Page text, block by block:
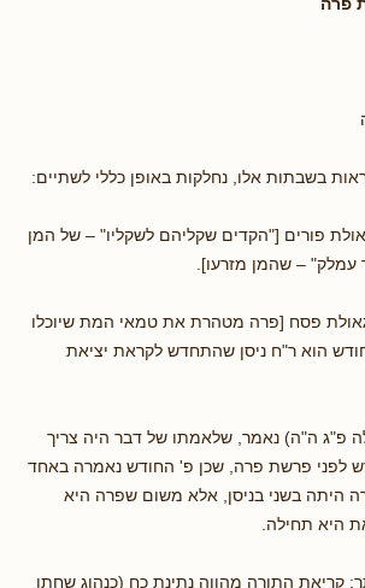
בשבתות אלו, נחלקות באופן כללי לשתיים:
פורים ["הקדים שקליהם לשקליו" – של המן
עמלק" – שהמן מזרעו].
פסח [פרה מטהרת את טמאי המת שיוכלו
הוא ר"ח ניסן שהתחדש לקראת יציאת
פ"ג ה"ה) נאמר, שלאמתו של דבר היה צריך
לפני פרשת פרה, שכן פ' החודש נאמרה באחד
היתה בשני בניסן, אלא משום שפרה היא
היא תחילה.
קריאת התורה מהווה נתינת כח (כנהוג שחתן